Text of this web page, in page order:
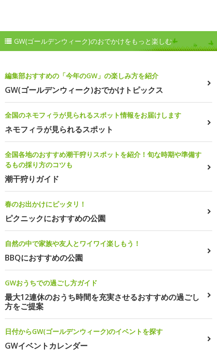
GW(ゴールデンウィーク)のおでかけをもっと楽しむ
編集部おすすめの「今年のGW」の楽しみ方を紹介
GW(ゴールデンウィーク)おでかけトピックス
全国のネモフィラが見られるスポット情報をお届けします
ネモフィラが見られるスポット
全国各地のおすすめ潮干狩りスポットを紹介！旬な時期や準備す
るもの採り方のコツも
潮干狩りガイド
春のお出かけにピッタリ！
ピクニックにおすすめの公園
自然の中で家族や友人とワイワイ楽しもう！
BBQにおすすめの公園
GWおうちでの過ごし方ガイド
最大12連休のおうち時間を充実させるおすすめの過ごし
方をご提案
日付からGW(ゴールデンウィーク)のイベントを探す
GWイベントカレンダー